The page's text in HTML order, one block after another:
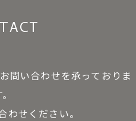
問い合わせを承っておりま
わせください。